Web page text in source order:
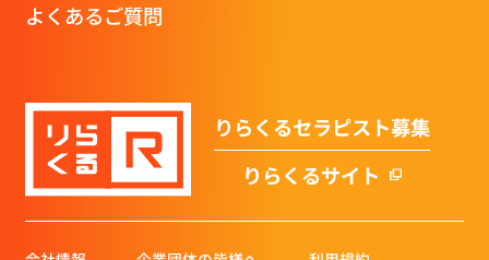
よくあるご質問
りらくるセラピスト募集
りらくるサイト